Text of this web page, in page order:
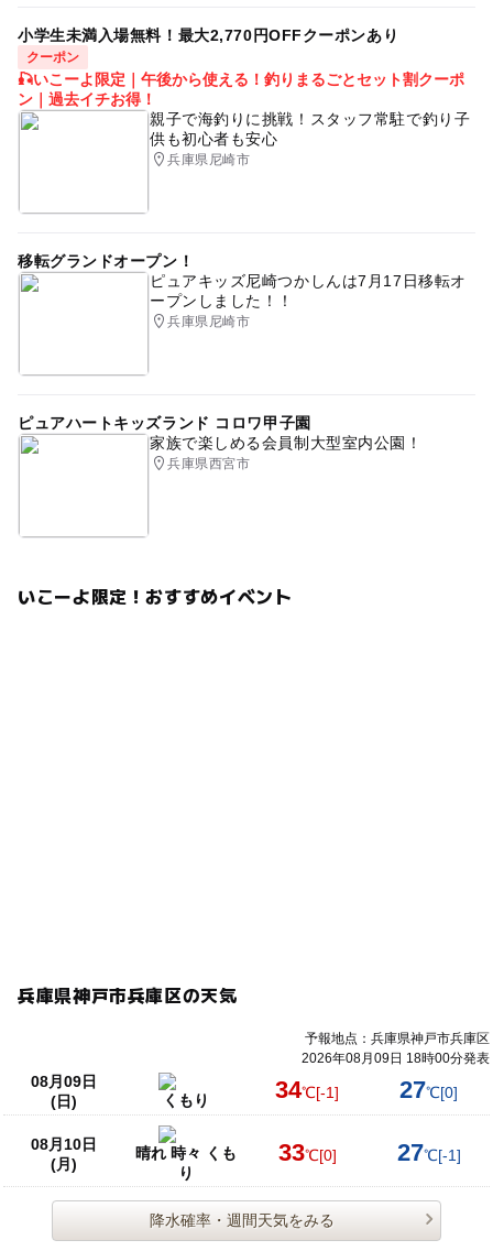
小学生未満入場無料！最大2,770円OFFクーポンあり
クーポン
🎣いこーよ限定｜午後から使える！釣りまるごとセット割クーポ
ン｜過去イチお得！
親子で海釣りに挑戦！スタッフ常駐で釣り子
供も初心者も安心
兵庫県尼崎市
移転グランドオープン！
ピュアキッズ尼崎つかしんは7月17日移転オ
ープンしました！！
兵庫県尼崎市
ピュアハートキッズランド コロワ甲子園
家族で楽しめる会員制大型室内公園！
兵庫県西宮市
いこーよ限定！おすすめイベント
兵庫県神戸市兵庫区の天気
予報地点：兵庫県神戸市兵庫区
2026年08月09日 18時00分発表
08月09日
(日)
くもり 34℃[-1] 27℃[0]
08月10日
(月)
晴れ 時々 くも
り
33℃[0] 27℃[-1]
降水確率・週間天気をみる